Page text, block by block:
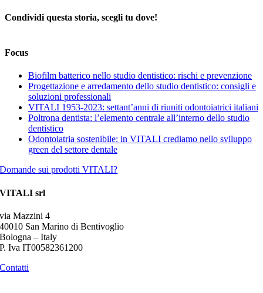
Condividi questa storia, scegli tu dove!
Focus
Biofilm batterico nello studio dentistico: rischi e prevenzione
Progettazione e arredamento dello studio dentistico: consigli e
soluzioni professionali
VITALI 1953-2023: settant’anni di riuniti odontoiatrici italiani
Poltrona dentista: l’elemento centrale all’interno dello studio
dentistico
Odontoiatria sostenibile: in VITALI crediamo nello sviluppo
green del settore dentale
Domande sui prodotti VITALI?
VITALI srl
via Mazzini 4
40010 San Marino di Bentivoglio
Bologna – Italy
P. Iva IT00582361200
Contatti